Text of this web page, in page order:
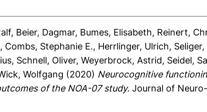
, Beier, Dagmar, Bumes, Elisabeth, Reinert,
, Combs, Stephanie E., Herrlinger, Ulrich,
, Schnell, Oliver,Weyerbrock, Astrid, Seidel,
Wolfgang (2020) Neurocognitive
of the NOA-07 study. Journal of